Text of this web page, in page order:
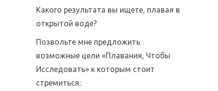
Какого результата вы ищете, плавая в
открытой воде?
Позвольте мне предложить
возможные цели «Плавания, Чтобы
Исследовать» к которым стоит
стремиться: